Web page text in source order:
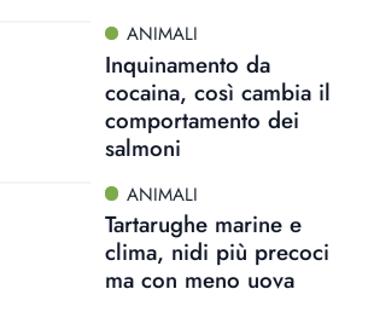
ANIMALI
Inquinamento da
cocaina, così cambia il
comportamento dei
salmoni
ANIMALI
Tartarughe marine e
clima, nidi più precoci
ma con meno uova